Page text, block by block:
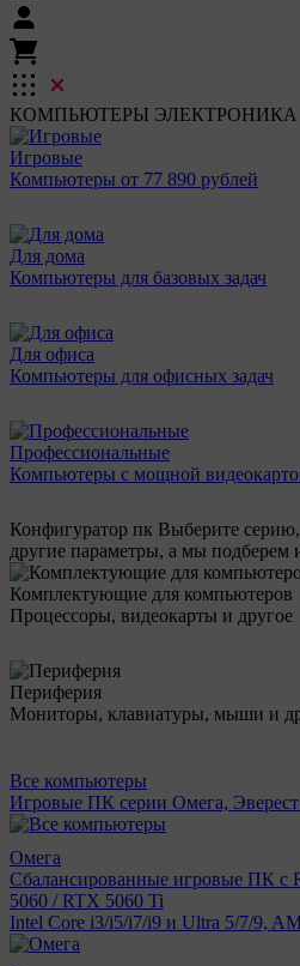
КОМПЬЮТЕРЫ ЭЛЕКТРОНИКА
Игровые
Компьютеры от 77 890 рублей
Для дома
Компьютеры для базовых задач
Для офиса
Компьютеры для офисных задач
Профессиональные
Компьютеры с мощной
Конфигуратор пк Выберите
другие параметры, а мы подберем
Комплектующие для компьютеров
Процессоры, видеокарты и другое
Периферия
Мониторы, клавиатуры, мыши и
Все компьютеры
Игровые ПК серии Омега, Эверест
Омега
Сбалансированные игровые ПК с
5060 / RTX 5060 Ti
Intel Core i3/i5/i7/i9 и Ultra 5/7/9,